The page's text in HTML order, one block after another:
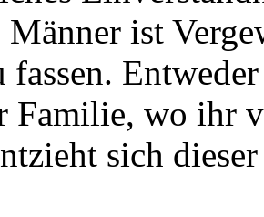
ist
fassen.
Familie, wo ihr
sich